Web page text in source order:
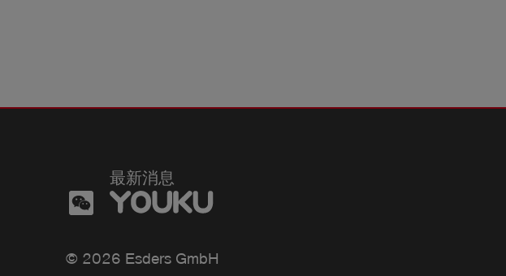
最新消息
© 2026 Esders GmbH